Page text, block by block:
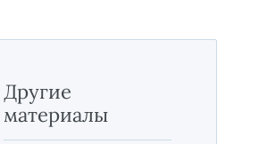
Другие
материалы